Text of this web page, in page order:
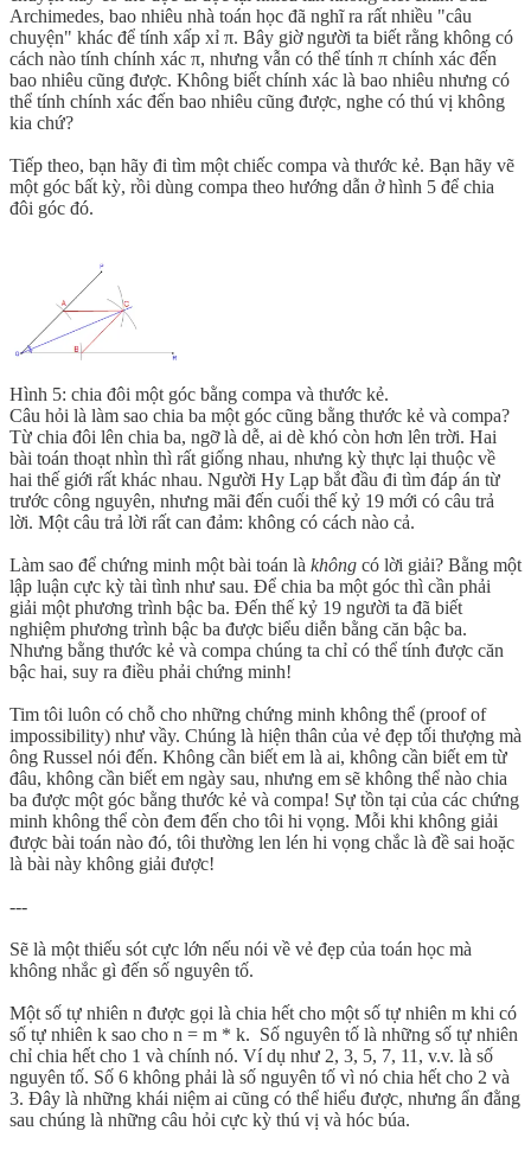
Archimedes, bao nhiêu nhà toán học đã nghĩ ra rất nhiều "câu
chuyện" khác để tính xấp xỉ π. Bây giờ người ta biết rằng không có
cách nào tính chính xác π, nhưng vẫn có thể tính π chính xác đến
bao nhiêu cũng được. Không biết chính xác là bao nhiêu nhưng có
thể tính chính xác đến bao nhiêu cũng được, nghe có thú vị không
kia chứ?
Tiếp theo, bạn hãy đi tìm một chiếc compa và thước kẻ. Bạn hãy vẽ
một góc bất kỳ, rồi dùng compa theo hướng dẫn ở hình 5 để chia
đôi góc đó.
Hình 5: chia đôi một góc bằng compa và thước kẻ.
Câu hỏi là làm sao chia ba một góc cũng bằng thước kẻ và compa?
Từ chia đôi lên chia ba, ngỡ là dễ, ai dè khó còn hơn lên trời. Hai
bài toán thoạt nhìn thì rất giống nhau, nhưng kỳ thực lại thuộc về
hai thế giới rất khác nhau. Người Hy Lạp bắt đầu đi tìm đáp án từ
trước công nguyên, nhưng mãi đến cuối thế kỷ 19 mới có câu trả
lời. Một câu trả lời rất can đảm: không có cách nào cả.
Làm sao để chứng minh một bài toán là không có lời giải? Bằng một
lập luận cực kỳ tài tình như sau. Để chia ba một góc thì cần phải
giải một phương trình bậc ba. Đến thế kỷ 19 người ta đã biết
nghiệm phương trình bậc ba được biểu diễn bằng căn bậc ba.
Nhưng bằng thước kẻ và compa chúng ta chỉ có thể tính được căn
bậc hai, suy ra điều phải chứng minh!
Tim tôi luôn có chỗ cho những chứng minh không thể (proof of
impossibility) như vầy. Chúng là hiện thân của vẻ đẹp tối thượng mà
ông Russel nói đến. Không cần biết em là ai, không cần biết em từ
đâu, không cần biết em ngày sau, nhưng em sẽ không thể nào chia
ba được một góc bằng thước kẻ và compa! Sự tồn tại của các chứng
minh không thể còn đem đến cho tôi hi vọng. Mỗi khi không giải
được bài toán nào đó, tôi thường len lén hi vọng chắc là đề sai hoặc
là bài này không giải được!
---
Sẽ là một thiếu sót cực lớn nếu nói về vẻ đẹp của toán học mà
không nhắc gì đến số nguyên tố.
Một số tự nhiên n được gọi là chia hết cho một số tự nhiên m khi có
số tự nhiên k sao cho n = m * k. Số nguyên tố là những số tự nhiên
chỉ chia hết cho 1 và chính nó. Ví dụ như 2, 3, 5, 7, 11, v.v. là số
nguyên tố. Số 6 không phải là số nguyên tố vì nó chia hết cho 2 và
3. Đây là những khái niệm ai cũng có thể hiểu được, nhưng ẩn đằng
sau chúng là những câu hỏi cực kỳ thú vị và hóc búa.